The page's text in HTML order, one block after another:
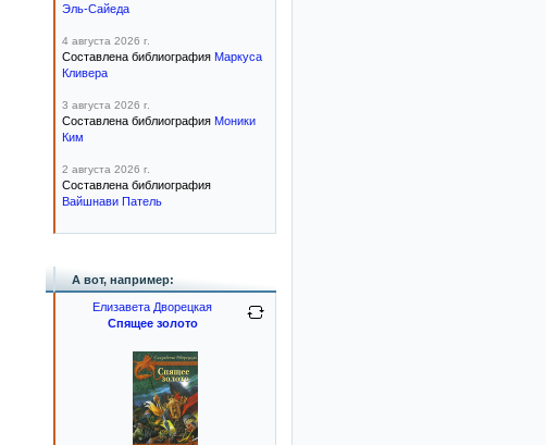
Эль-Сайеда
4 августа 2026 г.
Составлена библиография Маркуса
Кливера
3 августа 2026 г.
Составлена библиография Моники
Ким
2 августа 2026 г.
Составлена библиография
Вайшнави Патель
А вот, например:
Елизавета Дворецкая
Спящее золото